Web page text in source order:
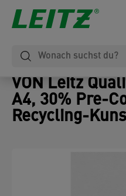
VON Leitz
A4, 30% Pre-
Recycling-